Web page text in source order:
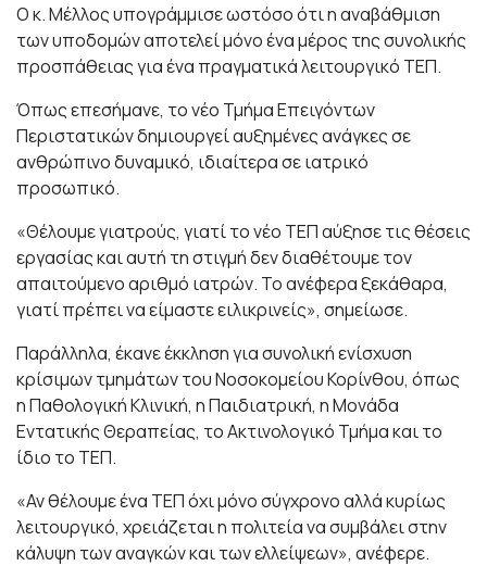
Ο κ. Μέλλος υπογράμμισε ωστόσο ότι η αναβάθμιση
των υποδομών αποτελεί μόνο ένα μέρος της συνολικής
προσπάθειας για ένα πραγματικά λειτουργικό ΤΕΠ.
Όπως επεσήμανε, το νέο Τμήμα Επειγόντων
Περιστατικών δημιουργεί αυξημένες ανάγκες σε
ανθρώπινο δυναμικό, ιδιαίτερα σε ιατρικό
προσωπικό.
«Θέλουμε γιατρούς, γιατί το νέο ΤΕΠ αύξησε τις θέσεις
εργασίας και αυτή τη στιγμή δεν διαθέτουμε τον
απαιτούμενο αριθμό ιατρών. Το ανέφερα ξεκάθαρα,
γιατί πρέπει να είμαστε ειλικρινείς», σημείωσε.
Παράλληλα, έκανε έκκληση για συνολική ενίσχυση
κρίσιμων τμημάτων του Νοσοκομείου Κορίνθου, όπως
η Παθολογική Κλινική, η Παιδιατρική, η Μονάδα
Εντατικής Θεραπείας, το Ακτινολογικό Τμήμα και το
ίδιο το ΤΕΠ.
«Αν θέλουμε ένα ΤΕΠ όχι μόνο σύγχρονο αλλά κυρίως
λειτουργικό, χρειάζεται η πολιτεία να συμβάλει στην
κάλυψη των αναγκών και των ελλείψεων», ανέφερε.